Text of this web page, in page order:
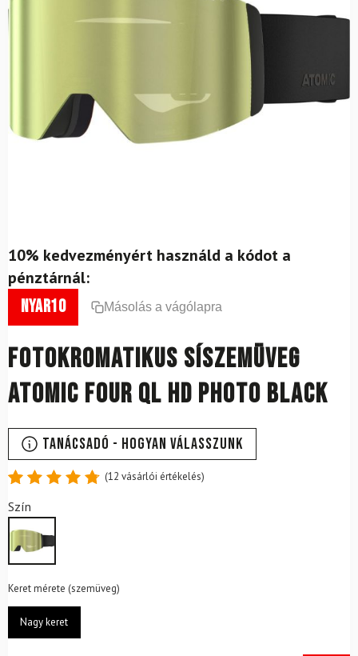
10% kedvezményért használd a kódot a
pénztárnál:
nyar10 Másolás a vágólapra
Fotokromatikus síszemüveg
ATOMIC Four QL HD Photo Black
Tanácsadó - Hogyan válasszunk
4.83
5-ből,
értékelés
alapján
(12 vásárlói értékelés)
Szín
Keret mérete (szemüveg)
Nagy keret